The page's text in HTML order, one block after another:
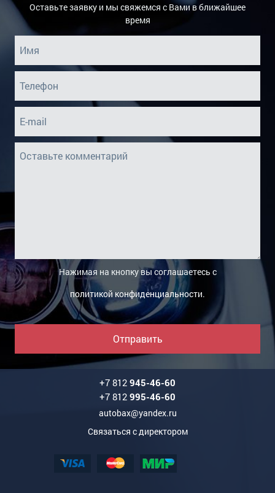
Оставьте заявку и мы свяжемся с Вами в ближайшее
время
Нажимая на кнопку вы соглашаетесь с
политикой конфиденциальности.
Отправить
+7 812 945-46-60
+7 812 995-46-60
autobax@yandex.ru
Связаться с директором